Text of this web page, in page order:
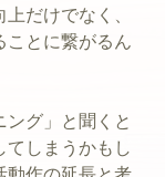
だけでなく、
ことに繋がるん
ング」と聞くと
てしまうかもし